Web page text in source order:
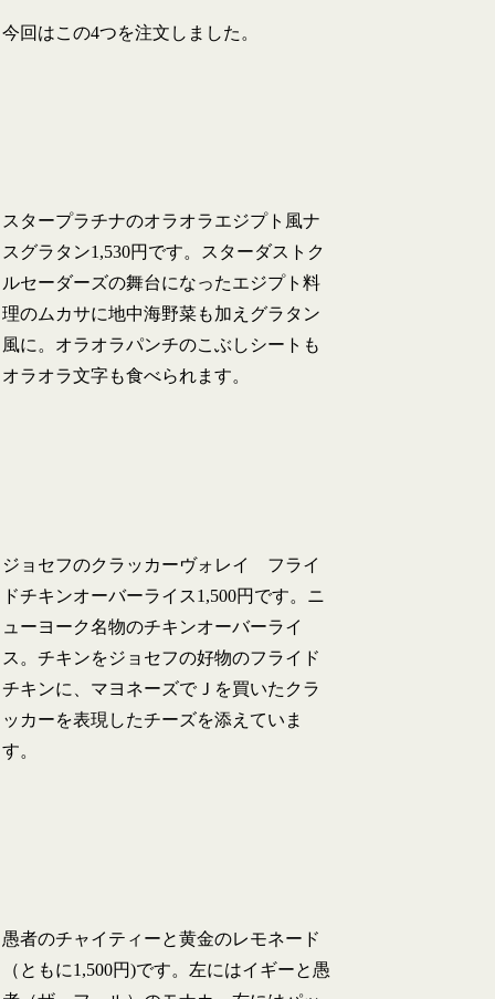
今回はこの4つを注文しました。
スタープラチナのオラオラエジプト風ナ
スグラタン1,530円です。スターダストク
ルセーダーズの舞台になったエジプト料
理のムカサに地中海野菜も加えグラタン
風に。オラオラパンチのこぶしシートも
オラオラ文字も食べられます。
ジョセフのクラッカーヴォレイ フライ
ドチキンオーバーライス1,500円です。ニ
ューヨーク名物のチキンオーバーライ
ス。チキンをジョセフの好物のフライド
チキンに、マヨネーズでＪを買いたクラ
ッカーを表現したチーズを添えていま
す。
愚者のチャイティーと黄金のレモネード
（ともに1,500円)です。左にはイギーと愚